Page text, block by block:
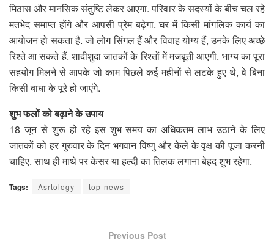
मिठास और मानसिक संतुष्टि लेकर आएगा. परिवार के सदस्यों के बीच चल रहे
मतभेद समाप्त होंगे और आपसी प्रेम बढ़ेगा. घर में किसी मांगलिक कार्य का
आयोजन हो सकता है. जो लोग सिंगल हैं और विवाह योग्य हैं, उनके लिए अच्छे
रिश्ते आ सकते हैं. शादीशुदा जातकों के रिश्तों में मजबूती आएगी. भाग्य का पूरा
सहयोग मिलने से आपके जो काम पिछले कई महीनों से लटके हुए थे, वे बिना
किसी बाधा के पूरे हो जाएंगे.
शुभ फलों को बढ़ाने के उपाय
18 जून से शुरू हो रहे इस शुभ समय का अधिकतम लाभ उठाने के लिए
जातकों को हर गुरुवार के दिन भगवान विष्णु और केले के वृक्ष की पूजा करनी
चाहिए. साथ ही माथे पर केसर या हल्दी का तिलक लगाना बेहद शुभ रहेगा.
Tags: Asrtology top-news
Previous Post